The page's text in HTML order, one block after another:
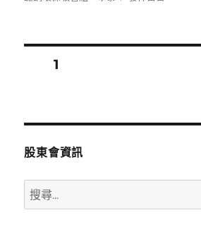
吸
分
頁次1
股東會資訊
搜
尋